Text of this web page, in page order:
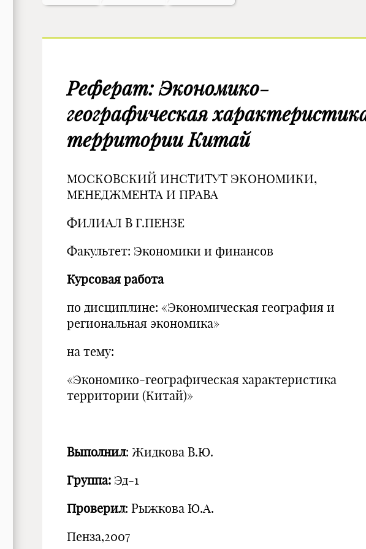
Реферат: Экономико-
географическая
территории Китай
МОСКОВСКИЙ ИНСТИТУТ ЭКОНОМИКИ,
МЕНЕДЖМЕНТА И ПРАВА
ФИЛИАЛ В Г.ПЕНЗЕ
Факультет: Экономики и финансов
Курсовая работа
по дисциплине: «Экономическая география и
региональная экономика»
на тему:
«Экономико-географическая характеристика
территории (Китай)»
Выполнил: Жидкова В.Ю.
Группа: Эд-1
Проверил: Рыжкова Ю.А.
Пенза,2007